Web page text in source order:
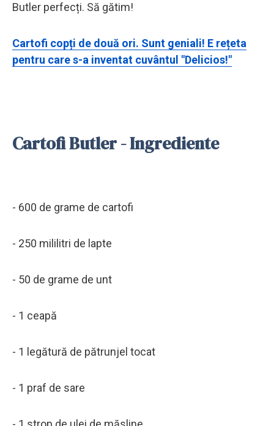
Butler perfecți. Să gătim!
Cartofi copți de două ori. Sunt geniali! E rețeta
pentru care s-a inventat cuvântul "Delicios!"
Cartofi Butler - Ingrediente
- 600 de grame de cartofi
- 250 mililitri de lapte
- 50 de grame de unt
- 1 ceapă
- 1 legătură de pătrunjel tocat
- 1 praf de sare